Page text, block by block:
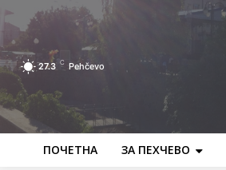
27.3 C Pehčevo
ПОЧЕТНА ЗА ПЕХЧЕВО